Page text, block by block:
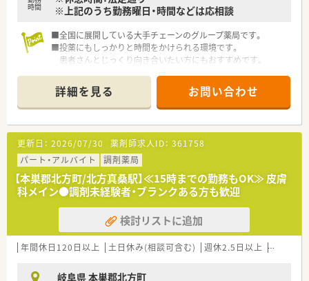
時間
※上記のうち勤務曜日・時間などは応相談
■全国に展開している大手チェーンのグループ薬局です。
■投薬にもしっかりと時間をかけられる環境です。
患者さんとじっくり向き合いたい方にもおすすめです。
す！
■ベテラン薬剤師さん在籍中の店舗ですので業務の引き継ぎも
安心です！
詳細を見る お問い合わせ
更新日： 2026/07/30 薬剤師求人ID： 361758
パート・アルバイト
調剤薬局
【本巣郡北方町/北方真桑駅】≪15時までの勤務もOK≫ 皮膚
科メイン●調剤未経験者・ブランクある方も歓迎
検討リストに追加
年間休日120日以上 土日休み(相談可含む) 週休2.5日以上 週32h以
岐阜県 本巣郡北方町